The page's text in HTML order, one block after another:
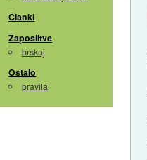
Članki
Zaposlitve
brskaj
Ostalo
pravila